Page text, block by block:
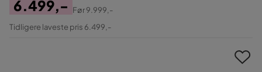
Pris
6.499,-
Original
Før9.999,-
Tidligere laveste pris 6.499,-